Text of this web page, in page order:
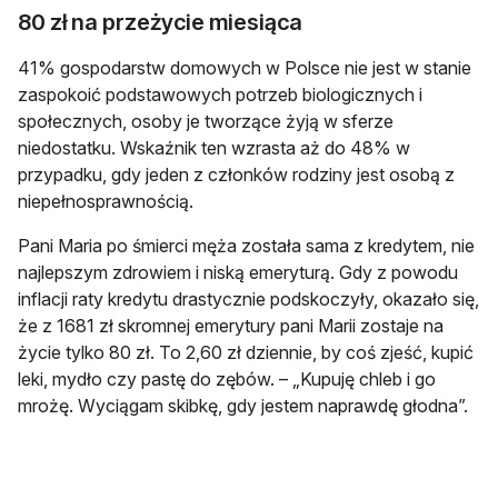
80 zł na przeżycie miesiąca
41% gospodarstw domowych w Polsce nie jest w stanie
zaspokoić podstawowych potrzeb biologicznych i
społecznych, osoby je tworzące żyją w sferze
niedostatku. Wskaźnik ten wzrasta aż do 48% w
przypadku, gdy jeden z członków rodziny jest osobą z
niepełnosprawnością.
Pani Maria po śmierci męża została sama z kredytem, nie
najlepszym zdrowiem i niską emeryturą. Gdy z powodu
inflacji raty kredytu drastycznie podskoczyły, okazało się,
że z 1681 zł skromnej emerytury pani Marii zostaje na
życie tylko 80 zł. To 2,60 zł dziennie, by coś zjeść, kupić
leki, mydło czy pastę do zębów. – „Kupuję chleb i go
mrożę. Wyciągam skibkę, gdy jestem naprawdę głodna”.